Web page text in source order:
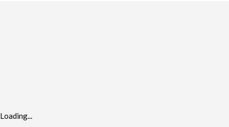
Loading...